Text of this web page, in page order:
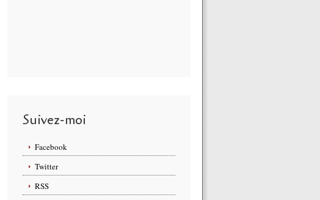
Suivez-moi
Facebook
Twitter
RSS